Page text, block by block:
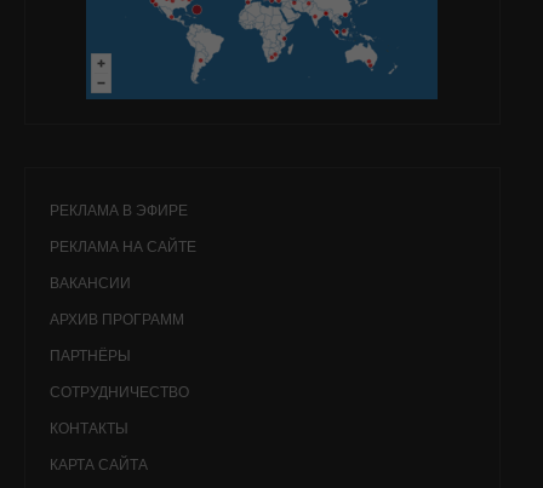
РЕКЛАМА В ЭФИРЕ
РЕКЛАМА НА САЙТЕ
ВАКАНСИИ
АРХИВ ПРОГРАММ
ПАРТНЁРЫ
СОТРУДНИЧЕСТВО
КОНТАКТЫ
КАРТА САЙТА